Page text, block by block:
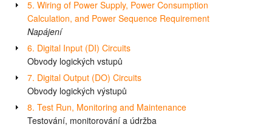
5. Wiring of Power Supply, Power Consumption
Calculation, and Power Sequence Requirement
Napájení
6. Digital Input (DI) Circuits
Obvody logických vstupů
7. Digital Output (DO) Circuits
Obvody logických výstupů
8. Test Run, Monitoring and Maintenance
Testování, monitorování a údržba